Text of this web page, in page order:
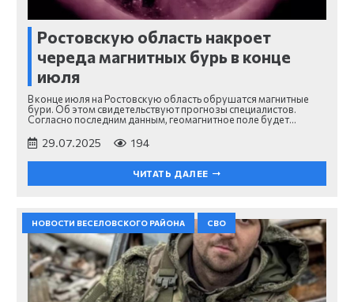
Ростовскую область накроет
череда магнитных бурь в конце
июля
В конце июля на Ростовскую область обрушатся магнитные
бури. Об этом свидетельствуют прогнозы специалистов.
Согласно последним данным, геомагнитное поле будет…
29.07.2025 194
ЧИТАТЬ ДАЛЕЕ
НОВОСТИ ВЕСЕЛОВСКОГО РАЙОНА СВО